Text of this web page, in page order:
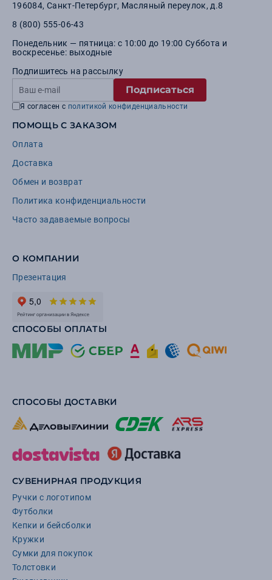
196084, Санкт-Петербург, Масляный переулок, д.8
8 (800) 555-06-43
Понедельник — пятница: с 10:00 до 19:00 Суббота и
воскресенье: выходные
Подпишитесь на рассылку
Подписаться
Я согласен с политикой конфиденциальности
ПОМОЩЬ С ЗАКАЗОМ
Оплата
Доставка
Обмен и возврат
Политика конфиденциальности
Часто задаваемые вопросы
О КОМПАНИИ
Презентация
СПОСОБЫ ОПЛАТЫ
СПОСОБЫ ДОСТАВКИ
СУВЕНИРНАЯ ПРОДУКЦИЯ
Ручки с логотипом
Футболки
Кепки и бейсболки
Кружки
Сумки для покупок
Толстовки